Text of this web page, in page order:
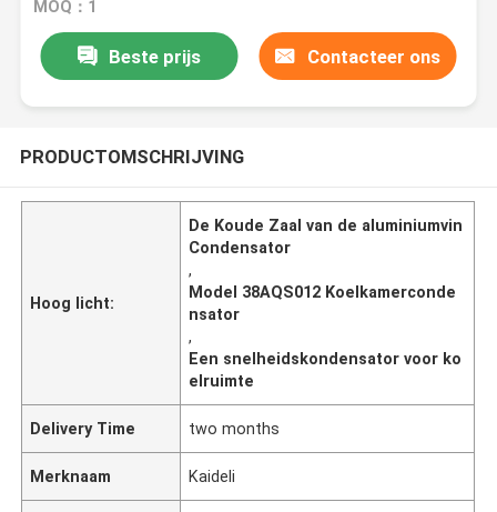
MOQ：1
Beste prijs Contacteer ons
PRODUCTOMSCHRIJVING
Hoog licht:
De Koude Zaal van de aluminiumvin
Condensator
,
Model 38AQS012 Koelkamerconde
nsator
,
Een snelheidskondensator voor ko
elruimte
Delivery Time two months
Merknaam Kaideli